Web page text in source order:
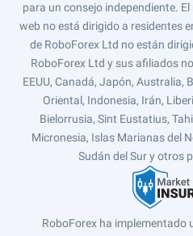
para un consejo independiente.
web no está dirigido a residentes
de RoboForex Ltd no están
RoboForex Ltd y sus afiliados
EEUU, Canadá, Japón, Australia,
Oriental, Indonesia, Irán,
Bielorrusia, Sint Eustatius,
Micronesia, Islas Marianas del
Sudán del Sur y otros
RoboForex ha implementado